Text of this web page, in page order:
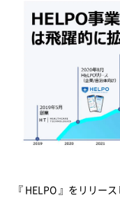
『 HELPO 』をリリー